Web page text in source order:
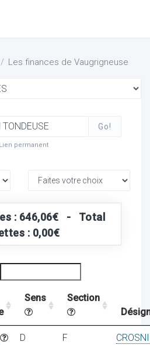
Les finances de Vaugrigneuse
Go!
permanent
: 646,06€ - Total
: 0,00€
Sens
Section
D F